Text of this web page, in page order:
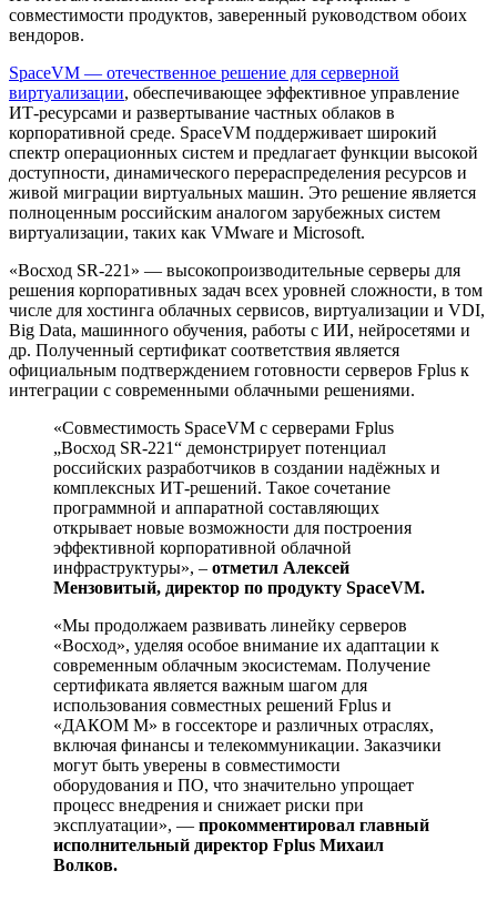
совместимости продуктов, заверенный руководством обоих
вендоров.
SpaceVM — отечественное решение для серверной
виртуализации, обеспечивающее эффективное управление
ИТ-ресурсами и развертывание частных облаков в
корпоративной среде. SpaceVM поддерживает широкий
спектр операционных систем и предлагает функции высокой
доступности, динамического перераспределения ресурсов и
живой миграции виртуальных машин. Это решение является
полноценным российским аналогом зарубежных систем
виртуализации, таких как VMware и Microsoft.
«Восход SR-221» — высокопроизводительные серверы для
решения корпоративных задач всех уровней сложности, в том
числе для хостинга облачных сервисов, виртуализации и VDI,
Big Data, машинного обучения, работы с ИИ, нейросетями и
др. Полученный сертификат соответствия является
официальным подтверждением готовности серверов Fplus к
интеграции с современными облачными решениями.
«Совместимость SpaceVM с серверами Fplus
„Восход SR-221“ демонстрирует потенциал
российских разработчиков в создании надёжных и
комплексных ИТ-решений. Такое сочетание
программной и аппаратной составляющих
открывает новые возможности для построения
эффективной корпоративной облачной
инфраструктуры», – отметил Алексей
Мензовитый, директор по продукту SpaceVM.
«Мы продолжаем развивать линейку серверов
«Восход», уделяя особое внимание их адаптации к
современным облачным экосистемам. Получение
сертификата является важным шагом для
использования совместных решений Fplus и
«ДАКОМ М» в госсекторе и различных отраслях,
включая финансы и телекоммуникации. Заказчики
могут быть уверены в совместимости
оборудования и ПО, что значительно упрощает
процесс внедрения и снижает риски при
эксплуатации», — прокомментировал главный
исполнительный директор Fplus Михаил
Волков.